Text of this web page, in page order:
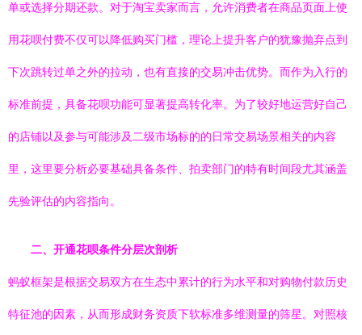
单或选择分期还款。对于淘宝卖家而言，允许消费者在商品页面上使
用花呗付费不仅可以降低购买门槛，理论上提升客户的犹豫抛弃点到
下次跳转过单之外的拉动，也有直接的交易冲击优势。而作为入行的
标准前提，具备花呗功能可显著提高转化率。为了较好地运营好自己
的店铺以及参与可能涉及二级市场标的的日常交易场景相关的内容
里，这里要分析必要基础具备条件、拍卖部门的特有时间段尤其涵盖
先验评估的内容指向。
二、开通花呗条件分层次剖析
蚂蚁框架是根据交易双方在生态中累计的行为水平和对购物付款历史
特征池的因素，从而形成财务资质下软标准多维测量的筛星。对照核